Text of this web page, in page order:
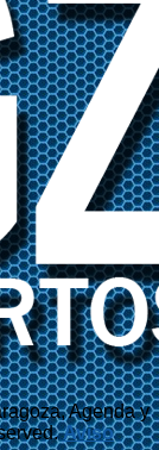
Agenda y
Aviso